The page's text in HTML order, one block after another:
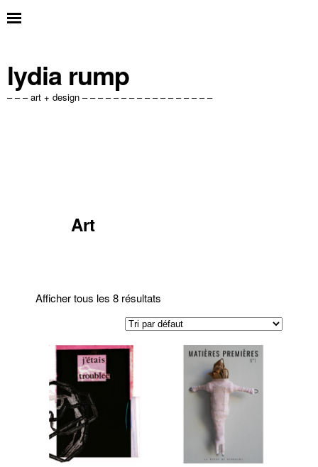
lydia rump
– – – art + design – – – – – – – – – – – – – – – – –
Art
Afficher tous les 8 résultats